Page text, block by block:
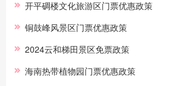
开平碉楼文化旅游区门票优惠政策
铜鼓峰风景区门票优惠政策
2024云和梯田景区免票政策
海南热带植物园门票优惠政策